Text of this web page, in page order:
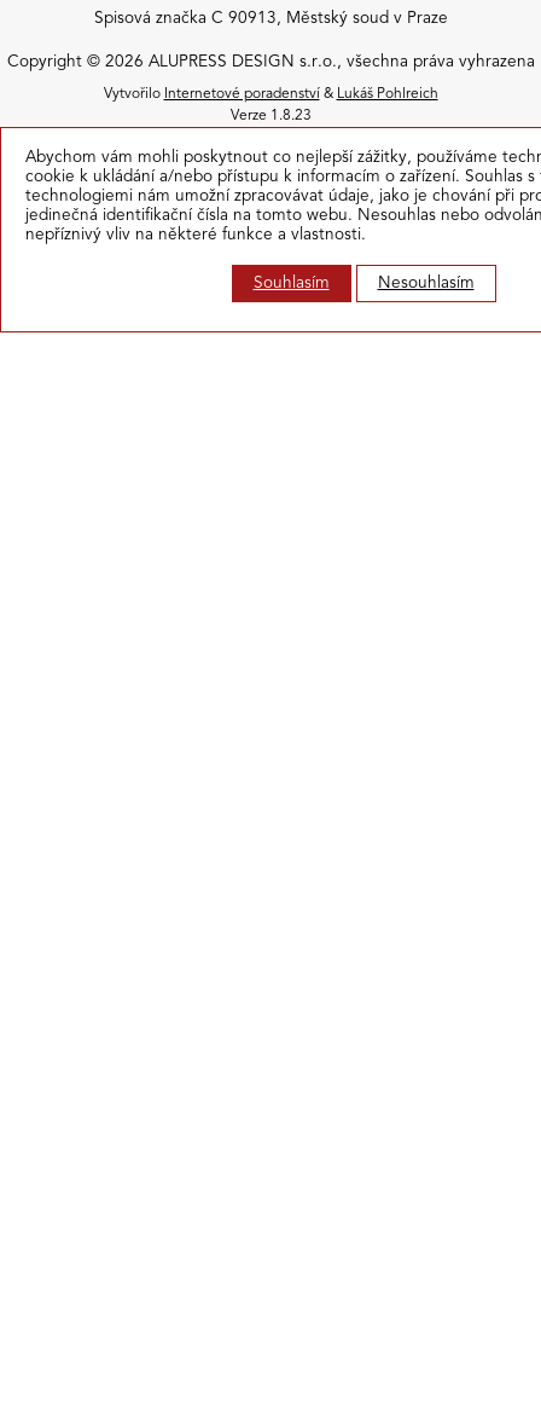
Spisová značka C 90913, Městský soud v Praze
Copyright © 2026 ALUPRESS DESIGN s.r.o., všechna práva vyhrazena
Vytvořilo Internetové poradenství & Lukáš Pohlreich
Verze 1.8.23
Abychom vám mohli poskytnout co nejlepší zážitky, používáme
cookie k ukládání a/nebo přístupu k informacím o zařízení. Souhlas
technologiemi nám umožní zpracovávat údaje, jako je chování při
jedinečná identifikační čísla na tomto webu. Nesouhlas nebo
nepříznivý vliv na některé funkce a vlastnosti.
Souhlasím Nesouhlasím